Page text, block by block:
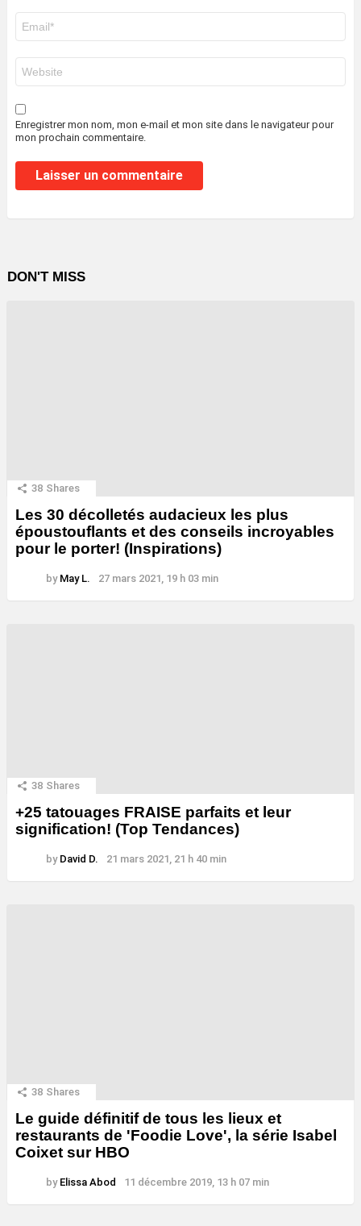
mail
*
web
Enregistrer mon nom, mon e-mail et mon site dans le navigateur pour
mon prochain commentaire.
DON'T MISS
38 Shares
Les 30 décolletés audacieux les plus
époustouflants et des conseils incroyables
pour le porter! (Inspirations)
by May L. 27 mars 2021, 19 h 03 min
38 Shares
+25 tatouages ​​FRAISE parfaits et leur
signification! (Top Tendances)
by David D. 21 mars 2021, 21 h 40 min
38 Shares
Le guide définitif de tous les lieux et
restaurants de 'Foodie Love', la série Isabel
Coixet sur HBO
by Elissa Abod 11 décembre 2019, 13 h 07 min